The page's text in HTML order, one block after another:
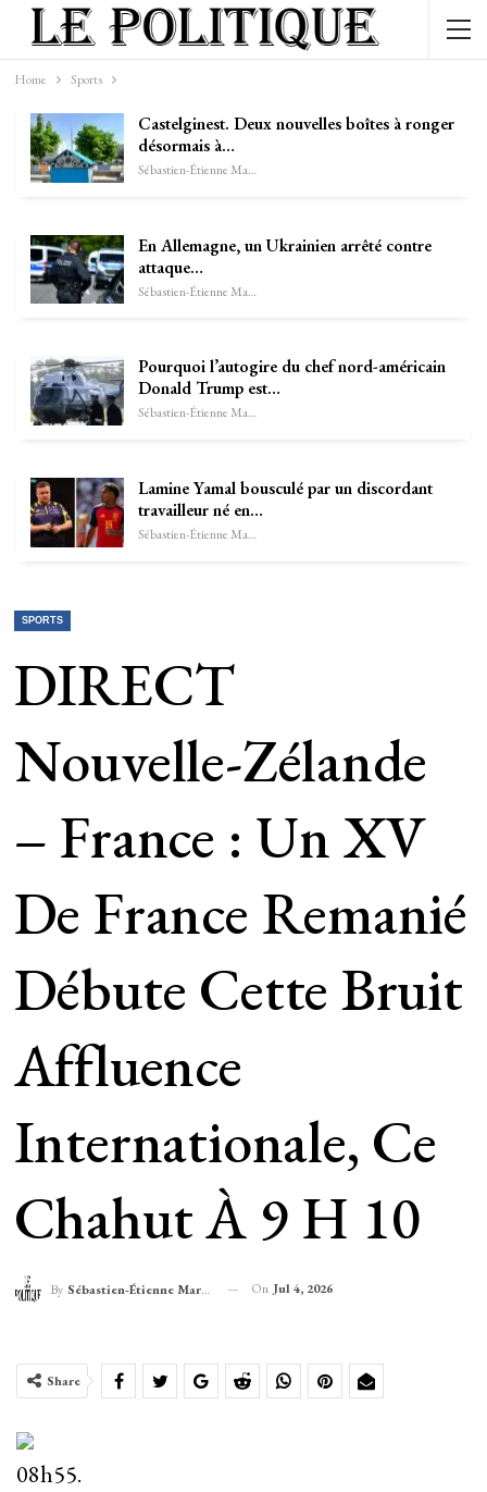
Home Sports
Castelginest. Deux nouvelles boîtes à ronger
désormais à…
Sébastien-Étienne Marechal
En Allemagne, un Ukrainien arrêté contre
attaque…
Sébastien-Étienne Marechal
Pourquoi l’autogire du chef nord-américain
Donald Trump est…
Sébastien-Étienne Marechal
Lamine Yamal bousculé par un discordant
travailleur né en…
Sébastien-Étienne Marechal
SPORTS
DIRECT
Nouvelle-Zélande
– France : Un XV
De France Remanié
Débute Cette Bruit
Affluence
Internationale, Ce
Chahut À 9 H 10
By Sébastien-Étienne Marechal On Jul 4, 2026
Share
08h55.